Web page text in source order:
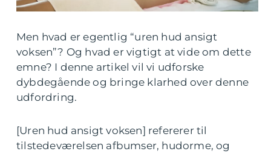
Men hvad er egentlig “uren hud ansigt
voksen”? Og hvad er vigtigt at vide om dette
emne? I denne artikel vil vi udforske
dybdegående og bringe klarhed over denne
udfordring.
[Uren hud ansigt voksen] refererer til
tilstedeværelsen afbumser, hudorme, og